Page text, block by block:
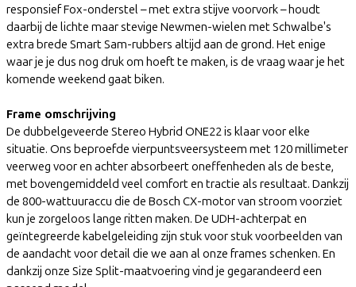
responsief Fox-onderstel – met extra stijve voorvork – houdt
daarbij de lichte maar stevige Newmen-wielen met Schwalbe's
extra brede Smart Sam-rubbers altijd aan de grond. Het enige
waar je je dus nog druk om hoeft te maken, is de vraag waar je het
komende weekend gaat biken.
Frame omschrijving
De dubbelgeveerde Stereo Hybrid ONE22 is klaar voor elke
situatie. Ons beproefde vierpuntsveersysteem met 120 millimeter
veerweg voor en achter absorbeert oneffenheden als de beste,
met bovengemiddeld veel comfort en tractie als resultaat. Dankzij
de 800-wattuuraccu die de Bosch CX-motor van stroom voorziet
kun je zorgeloos lange ritten maken. De UDH-achterpat en
geïntegreerde kabelgeleiding zijn stuk voor stuk voorbeelden van
de aandacht voor detail die we aan al onze frames schenken. En
dankzij onze Size Split-maatvoering vind je gegarandeerd een